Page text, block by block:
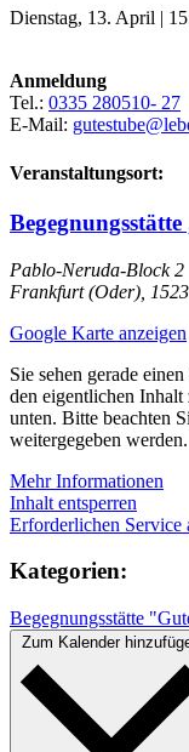
Dienstag, 13. April |
Anmeldung
Tel.: 0335 280510- 27
E-Mail:
Veranstaltungsort:
Pablo-Neruda-Block 2
Frankfurt (Oder)
Google Karte anzeigen
Sie sehen gerade
den eigentlichen
unten. Bitte beachten
weitergegeben werden.
Mehr Informationen
Inhalt entsperren
Erforderlichen Service
Kategorien:
Begegnungsstätte